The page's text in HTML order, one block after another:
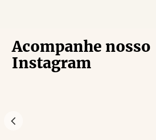
Acompanhe nosso
Instagram